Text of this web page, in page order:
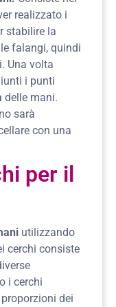
realizzato i
stabilire la
falangi, quindi
Una volta
i punti
delle mani.
sarà
con una
per il
utilizzando
cerchi consiste
i cerchi
dei